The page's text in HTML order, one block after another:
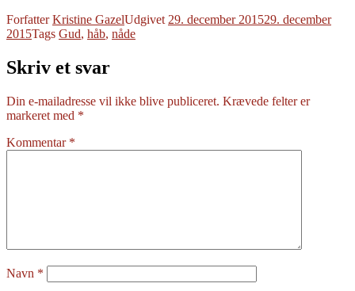
ForfatterKristine GazelUdgivet 29. december 201529. december
2015Tags Gud, håb, nåde
Skriv et svar
Din e-mailadresse vil ikke blive publiceret. Krævede felter er
markeret med *
Kommentar *
Navn *